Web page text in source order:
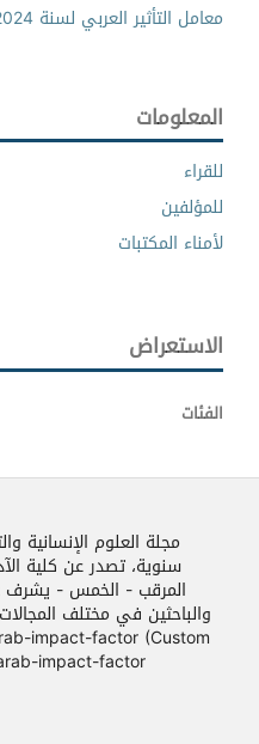
معامل التأثير العربي لسنة 2024
المعلومات
للقراء
للمؤلفين
لأمناء المكتبات
الاستعراض
الفئات
مجلة العلوم الإنسانية
سنوية، تصدر عن كلية
المرقب - الخمس - يشرف
impact-factor (Custom
impact-factor